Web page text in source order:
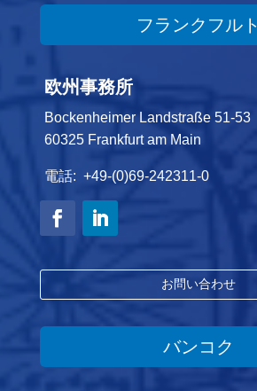
フランクフルト
欧州事務所
Bockenheimer Landstraße 51-53
60325 Frankfurt am Main
電話: +49-(0)69-242311-0
お問い合わせ
バンコク